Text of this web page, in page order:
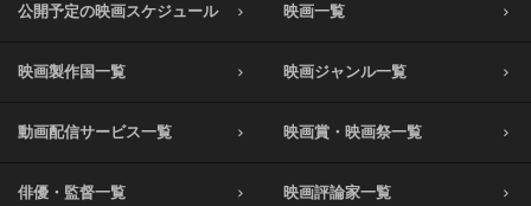
公開予定の映画スケジュール 映画一覧
映画製作国一覧 映画ジャンル一覧
動画配信サービス一覧 映画賞・映画祭一覧
俳優・監督一覧 映画評論家一覧